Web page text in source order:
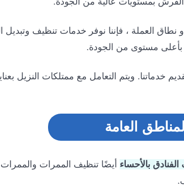
العملة ، فإننا نوفر خدمات تنظيف وتبديل
مستوى من الجودة.
خدماتنا. ويتم التعامل مع ممتلكات
العامة
بالأحساء أيضًا تنظيف الممرات